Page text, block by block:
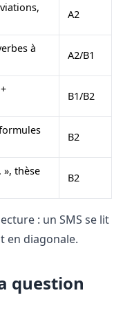
A2
à
A2/B1
B1/B2
B2
», thèse
B2
: un SMS se lit
en diagonale.
question